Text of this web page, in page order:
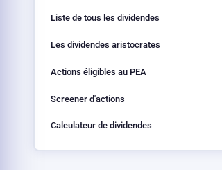
Liste de tous les dividendes
Les dividendes aristocrates
Actions éligibles au PEA
Screener d'actions
Calculateur de dividendes